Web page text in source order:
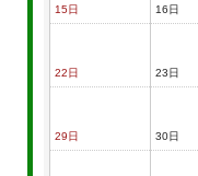
15日 16日
22日 23日
29日 30日